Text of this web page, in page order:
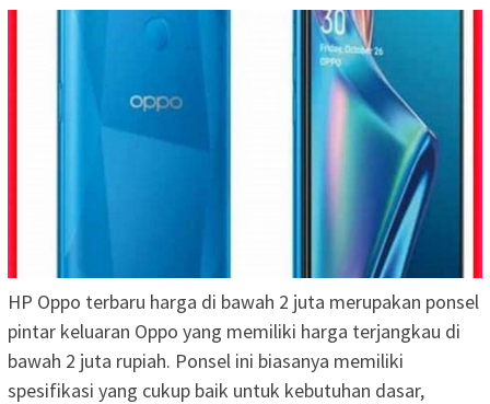
HP Oppo terbaru harga di bawah 2 juta merupakan ponsel
pintar keluaran Oppo yang memiliki harga terjangkau di
bawah 2 juta rupiah. Ponsel ini biasanya memiliki
spesifikasi yang cukup baik untuk kebutuhan dasar,